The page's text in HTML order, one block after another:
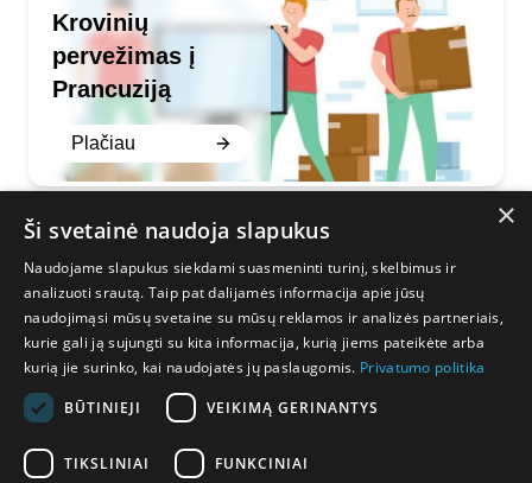
Krovinių
pervežimas į
Prancuziją
Plačiau
Mus galite rasti:
Facebook
Instagram
+37060475000
info@ae-trans.lt
Privatumo politika
×
Ši svetainė naudoja slapukus
Naudojame slapukus siekdami suasmeninti turinį, skelbimus ir
analizuoti srautą. Taip pat dalijamės informacija apie jūsų
naudojimąsi mūsų svetaine su mūsų reklamos ir analizės partneriais,
kurie gali ją sujungti su kita informacija, kurią jiems pateikėte arba
kurią jie surinko, kai naudojatės jų paslaugomis. Privatumo politika
BŪTINIEJI
VEIKIMĄ GERINANTYS
TIKSLINIAI FUNKCINIAI